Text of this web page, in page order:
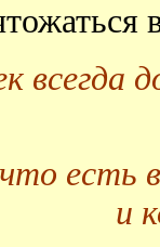
всегда
есть
и